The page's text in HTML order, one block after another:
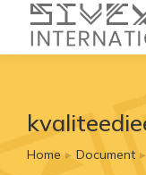
You are here:
Home Document